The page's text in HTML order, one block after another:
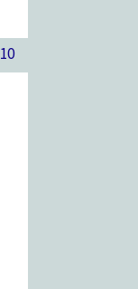
10